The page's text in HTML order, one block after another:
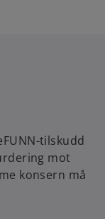
tilskudd
mot
konsern må